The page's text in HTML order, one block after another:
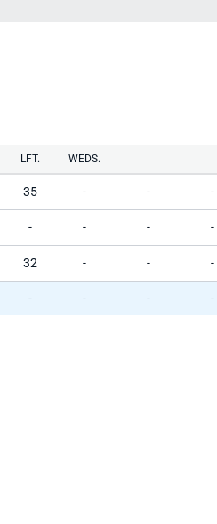
LFT. WEDS.
35 - - -
- - - -
32 - - -
- - - -